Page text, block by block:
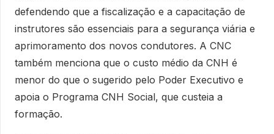
defendendo que a fiscalização e a capacitação de
instrutores são essenciais para a segurança viária e
aprimoramento dos novos condutores. A CNC
também menciona que o custo médio da CNH é
menor do que o sugerido pelo Poder Executivo e
apoia o Programa CNH Social, que custeia a
formação.